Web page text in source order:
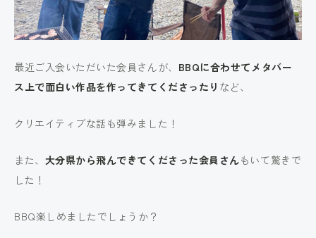
最近ご入会いただいた会員さんが、 BBQに合わせてメタバー
ス上で面白い作品を作ってきてくださったり など、
クリエイティブな話も弾みました！
また、 大分県から飛んできてくださった会員さんもいて驚きで
した！
BBQ楽しめましたでしょうか？